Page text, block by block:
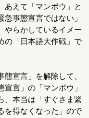
あえて「マンボウ」と
事態宣言ではない」
やらかしているイメー
の「日本語大作戦」で
宣言」を解除して、
言」の「マンボウ」
、本当は「すぐさま緊
を得なくなった」ので